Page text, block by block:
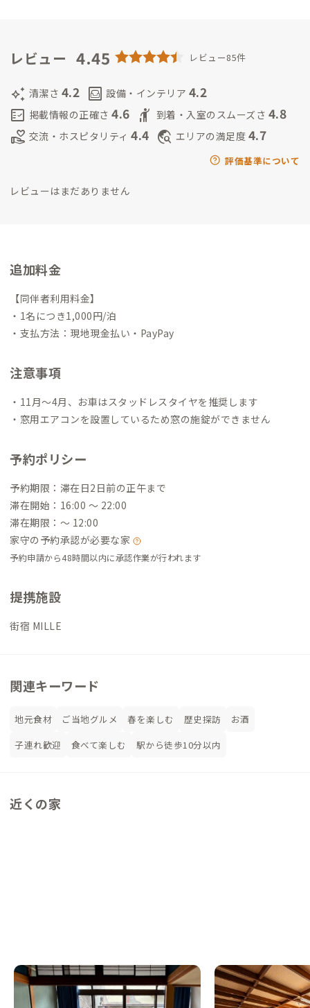
様々な、人、コト、お店と皆様を繋ぎます。 ＊家守の動向
ングを受けてみたい等々。話したい希望の会員さんは、事前の
ご連絡、ご確認をお願いします。
Address 初期からその理念を表現するコミュニティ拠点として
存在しています。つまり、地域の日常に皆さんがそのまま入って
くるというスタイルです。ですので、拠点には近隣の地元人や二
ます。その為、拠点の利用や維持に関しても会員さんご自身でセ
守におもてなしを求めるような方には合わない拠点ともいえま
す。この点は事前にご承知おきのうえ、ご予約、ご利用をお願い
します。
レビュー 4.45 レビュー85件
auto_awesome 清潔さ 4.2 living 設備・インテリア 4.2
fact_check 掲載情報の正確さ 4.6 hail 到着・入室のスムーズさ 4.8
volunteer_activism 交流・ホスピタリティ 4.4 travel_explore エリアの満足度 4.7
評価基準について
レビューはまだありません
追加料金
【同伴者利用料金】
・1名につき1,000円/泊
・支払方法：現地現金払い・PayPay
注意事項
・11月～4月、お車はスタッドレスタイヤを推奨します
・窓用エアコンを設置しているため窓の施錠ができません
予約ポリシー
予約期限：滞在日2日前の正午まで
滞在開始：16:00 〜 22:00
滞在期限：〜 12:00
家守の予約承認が必要な家
予約申請から48時間以内に承認作業が行われます
提携施設
街宿 MILLE
関連キーワード
地元食材 ご当地グルメ 春を楽しむ 歴史探訪
お酒
子連れ歓迎
食べて楽しむ 駅から徒歩10分以内
近くの家
箕輪A邸
長野県 シェアハウス
辰野B邸
長野県 ゲストハウス